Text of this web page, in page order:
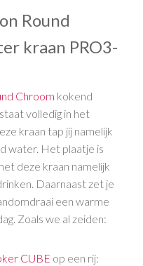
Round
kraan PRO3-
Chroom kokend
volledig in het
kraan tap jij namelijk
water. Het plaatje is
deze kraan namelijk
Daarnaast zet je
een warme
Zoals we al zeiden:
CUBE op een rij: